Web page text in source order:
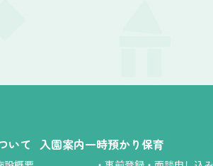
いて 入園案内一時預かり保育